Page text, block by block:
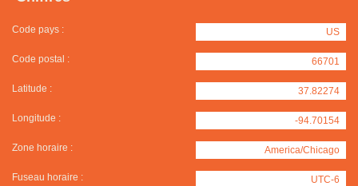
Code pays : US
Code postal : 66701
Latitude : 37.82274
Longitude : -94.70154
Zone horaire : America/Chicago
Fuseau horaire : UTC-6